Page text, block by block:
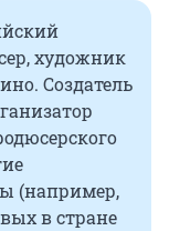
художник
Создатель
(например,
в стране